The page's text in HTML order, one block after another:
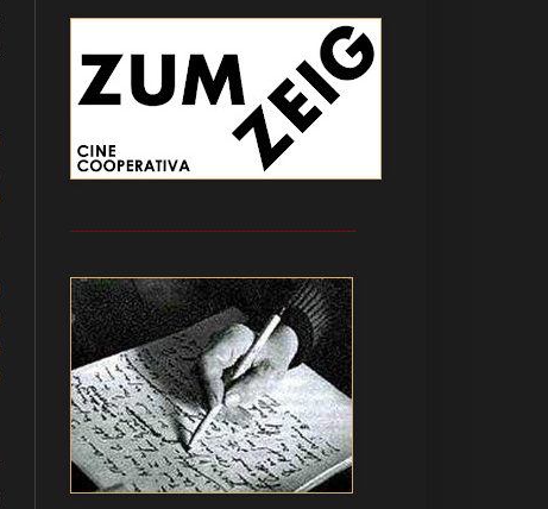
------------------------------------------------------------